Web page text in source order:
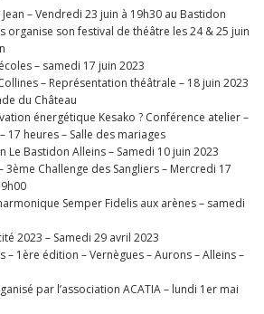
Jean – Vendredi 23 juin à 19h30 au Bastidon
organise son festival de théâtre les 24 & 25 juin
– samedi 17 juin 2023
– Représentation théâtrale – 18 juin 2023
du Château
énergétique Kesako ? Conférence atelier –
17 heures – Salle des mariages
Le Bastidon Alleins – Samedi 10 juin 2023
– 3ème Challenge des Sangliers – Mercredi 17
Semper Fidelis aux arènes – samedi
2023 – Samedi 29 avril 2023
– 1ère édition – Vernègues – Aurons – Alleins –
par l’association ACATIA – lundi 1er mai